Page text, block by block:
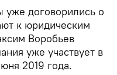
договорились о
к юридическим
Воробьев
уже участвует в
2019 года.